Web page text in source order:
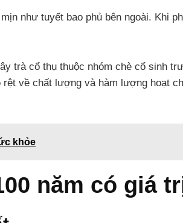
như tuyết bao phủ bên ngoài. Khi
trà cổ thụ thuộc nhóm chè cổ sinh
về chất lượng và hàm lượng hoạt
khỏe
năm có giá